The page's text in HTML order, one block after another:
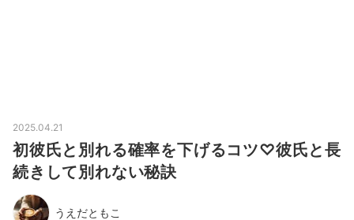
2025.04.21
初彼氏と別れる確率を下げるコツ♡彼氏と長
続きして別れない秘訣
うえだともこ